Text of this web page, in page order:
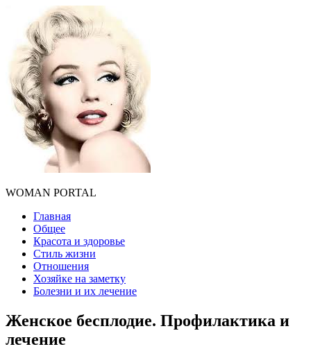
WOMAN PORTAL
Главная
Общее
Красота и здоровье
Стиль жизни
Отношения
Хозяйке на заметку
Болезни и их лечение
Женское бесплодие. Профилактика и
лечение